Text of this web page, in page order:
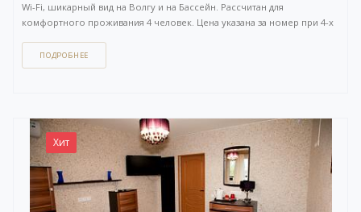
Wi-Fi, шикарный вид на Волгу и на Бассейн. Рассчитан для
комфортного проживания 4 человек. Цена указана за номер при 4-х
напрямуюпо телефону +7 (903) 757-41-41. Кнопка открытия
WhatsApp-чата также расположена в правом нижнем углу нашего
сайта.
ПОДРОБНЕЕ
Хит